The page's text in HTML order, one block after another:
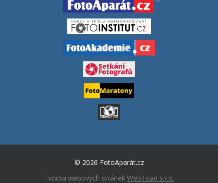
© 2026 FotoAparát.cz
Tvorba webových stránek WebToad s.r.o.